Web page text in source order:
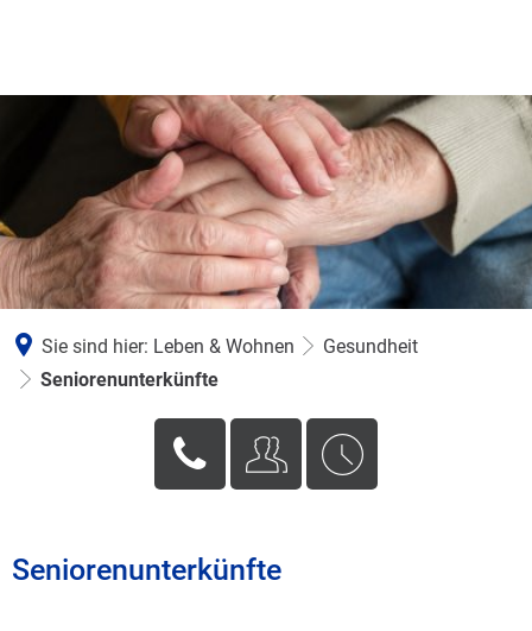
Sie sind hier: Leben & Wohnen
Gesundheit
Seniorenunterkünfte
Seniorenunterkünfte